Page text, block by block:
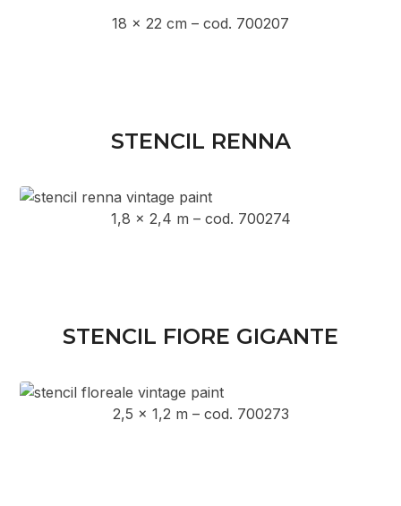
18 x 22 cm – cod. 700207
STENCIL RENNA
1,8 x 2,4 m – cod. 700274
STENCIL FIORE GIGANTE
2,5 x 1,2 m – cod. 700273